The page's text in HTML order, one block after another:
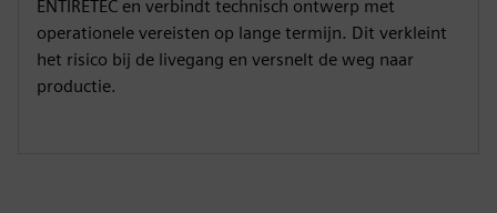
ENTIRETEC en verbindt technisch ontwerp met
operationele vereisten op lange termijn. Dit verkleint
het risico bij de livegang en versnelt de weg naar
productie.